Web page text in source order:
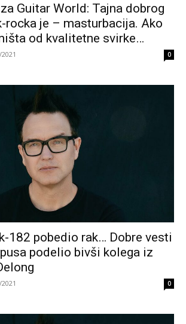
Guitar World: Tajna dobrog
rocka je – masturbacija. Ako
od kvalitetne svirke…
0
182 pobedio rak… Dobre vesti
podelio bivši kolega iz
0